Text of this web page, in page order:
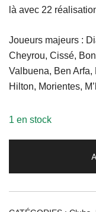
là avec 22
Joueurs majeurs :
Cheyrou, Cissé,
Valbuena, Ben
Hilton, Morientes,
1 en stock